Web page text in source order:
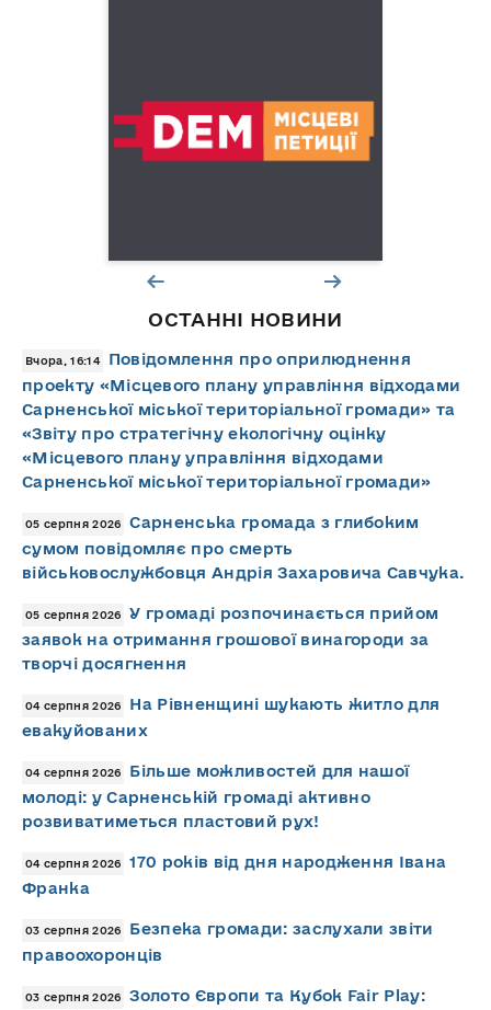
ОСТАННІ НОВИНИ
Вчора, 16:14
Повідомлення про оприлюднення
проекту «Місцевого плану управління відходами
Сарненської міської територіальної громади» та
«Звіту про стратегічну екологічну оцінку
«Місцевого плану управління відходами
Сарненської міської територіальної громади»
05 серпня 2026
Сарненська громада з глибоким
сумом повідомляє про смерть
військовослужбовця Андрія Захаровича Савчука.
05 серпня 2026
У громаді розпочинається прийом
заявок на отримання грошової винагороди за
творчі досягнення
04 серпня 2026
На Рівненщині шукають житло для
евакуйованих
04 серпня 2026
Більше можливостей для нашої
молоді: у Сарненській громаді активно
розвиватиметься пластовий рух!
04 серпня 2026
170 років від дня народження Івана
Франка
03 серпня 2026
Безпека громади: заслухали звіти
правоохоронців
03 серпня 2026
Золото Європи та Кубок Fair Play: